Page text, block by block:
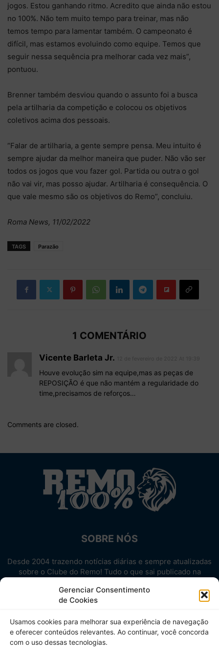
Gerenciar Consentimento
de Cookies
Usamos cookies para melhorar sua experiência de navegação
e oferecer conteúdos relevantes. Ao continuar, você concorda
com o uso dessas tecnologias.
jogos. Estou ganhando ritmo. Acredito que ainda não estou
no 100%. Não tem muito tempo para treinar, mas não
temos tempo para lamentar também. O campeonato é
difícil, mas estamos evoluindo como equipe. Temos que
seguir nessa sequência pra melhorar cada vez mais”,
pontuou.
Brenner também desviou quando o assunto foi a busca
pela artilharia da competição e colocou os objetivos
coletivos acima dos pessoais.
“Falar de artilharia, a gente sempre pensa. Meu intuito é
sempre ajudar da melhor maneira que puder. Não vão ser
todos os jogos que vou fazer gol. Partida ou outra o gol
não vai vir, mas posso ajudar. Artilharia é consequência. O
que vale mesmo são os objetivos do Remo”, concluiu.
Roma News, 11/02/2022
TAGS Parazão
1 COMENTÁRIO
Vicente Barleta Jr.
Houve evolução sim na equipe,mas as peças de
REPOSIÇÃO é que não mantém a regularidade do
time,precisamos de reforços…
Comments are closed.
SOBRE NÓS
Desde 2004 trazendo notícias diárias e sempre atualizadas
sobre o Clube do Remo! Tudo o que sai publicado na
Aproveite! Site não-oficial.
SIGA-NOS